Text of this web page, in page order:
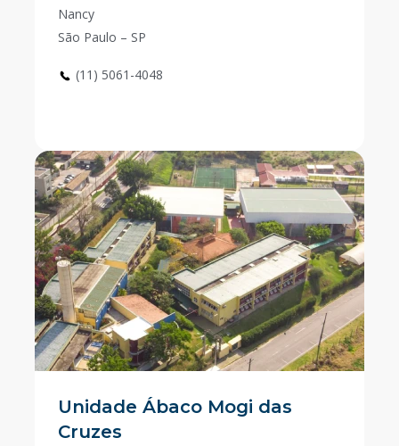
Nancy
São Paulo – SP
(11) 5061-4048
Unidade Ábaco Mogi das
Cruzes